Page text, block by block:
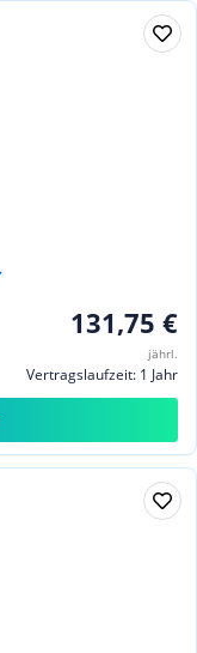
131,75 €
jährl.
Vertragslaufzeit: 1 Jahr